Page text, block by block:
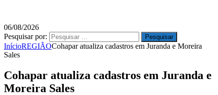
06/08/2026
Pesquisar por:
InícioREGIÃOCohapar atualiza cadastros em Juranda e Moreira
Sales
Cohapar atualiza cadastros em Juranda e
Moreira Sales